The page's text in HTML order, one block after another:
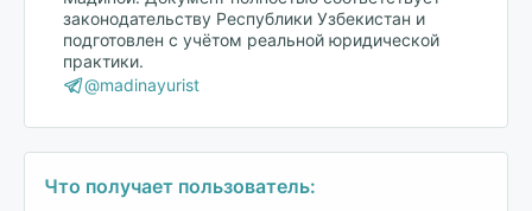
законодательству Республики Узбекистан и
подготовлен с учётом реальной юридической
практики.
@madinayurist
Что получает пользователь: